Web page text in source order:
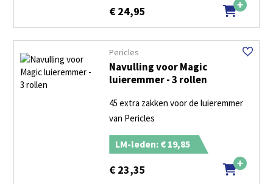
€ 24,95
Pericles
Navulling voor Magic
luieremmer - 3 rollen
45 extra zakken voor de luieremmer
van Pericles
LM-leden: € 19,85
€ 23,35